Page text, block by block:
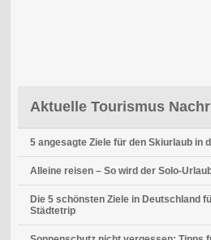
Aktuelle Tourismus
5 angesagte Ziele für den Skiurlaub in
Alleine reisen – So wird der Solo-
Die 5 schönsten Ziele in Deutschland
Städtetrip